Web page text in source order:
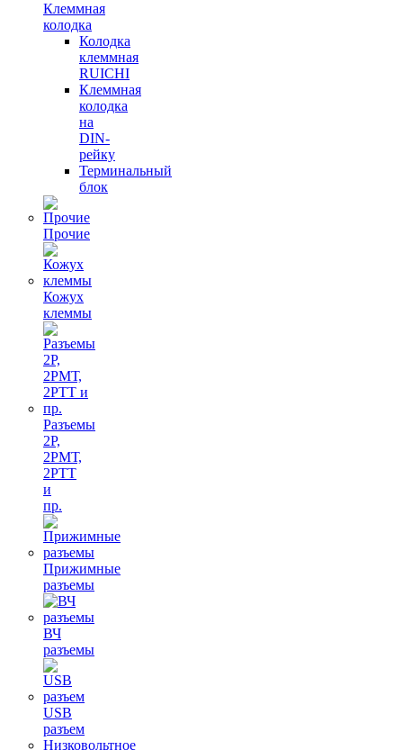
Клеммная
колодка
Колодка
клеммная
RUICHI
Клеммная
колодка
на
DIN-
рейку
Терминальный
блок
Прочие
Кожух
клеммы
Разъемы
2Р,
2РМТ,
2РТТ
и
пр.
Прижимные
разъемы
ВЧ
разъемы
USB
разъем
Низковольтное